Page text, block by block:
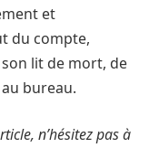
et
du compte,
lit de mort, de
bureau.
n’hésitez pas à